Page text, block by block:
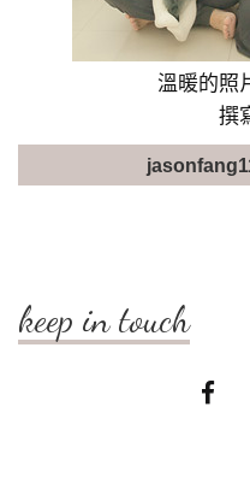
溫暖的照
撰
keep in touch